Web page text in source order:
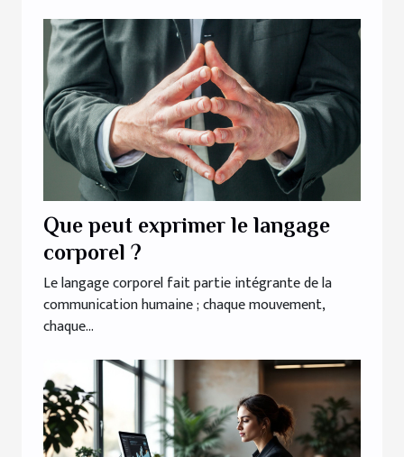
Que peut exprimer le langage
corporel ?
Le langage corporel fait partie intégrante de la
communication humaine ; chaque mouvement,
chaque...